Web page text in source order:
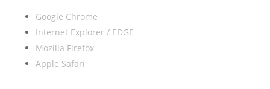
Google Chrome
Internet Explorer / EDGE
Mozilla Firefox
Apple Safari